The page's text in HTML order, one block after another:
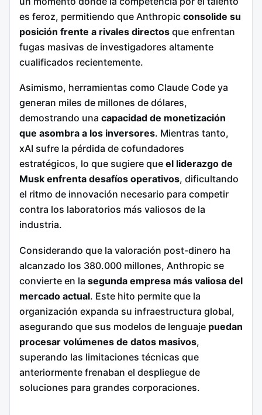
es feroz, permitiendo que Anthropic consolide su
posición frente a rivales directos que enfrentan
fugas masivas de investigadores altamente
cualificados recientemente.
Asimismo, herramientas como Claude Code ya
generan miles de millones de dólares,
demostrando una capacidad de monetización
que asombra a los inversores. Mientras tanto,
xAI sufre la pérdida de cofundadores
estratégicos, lo que sugiere que el liderazgo de
Musk enfrenta desafíos operativos, dificultando
el ritmo de innovación necesario para competir
contra los laboratorios más valiosos de la
industria.
Considerando que la valoración post-dinero ha
alcanzado los 380.000 millones, Anthropic se
convierte en la segunda empresa más valiosa del
mercado actual. Este hito permite que la
organización expanda su infraestructura global,
asegurando que sus modelos de lenguaje puedan
procesar volúmenes de datos masivos,
superando las limitaciones técnicas que
anteriormente frenaban el despliegue de
soluciones para grandes corporaciones.